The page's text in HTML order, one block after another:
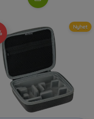
Nyhet